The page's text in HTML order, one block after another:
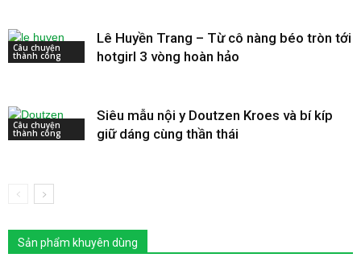
Câu chuyện
thành công
Lê Huyền Trang – Từ cô nàng béo tròn tới
hotgirl 3 vòng hoàn hảo
Câu chuyện
thành công
Siêu mẫu nội y Doutzen Kroes và bí kíp
giữ dáng cùng thần thái
Sản phẩm khuyên dùng